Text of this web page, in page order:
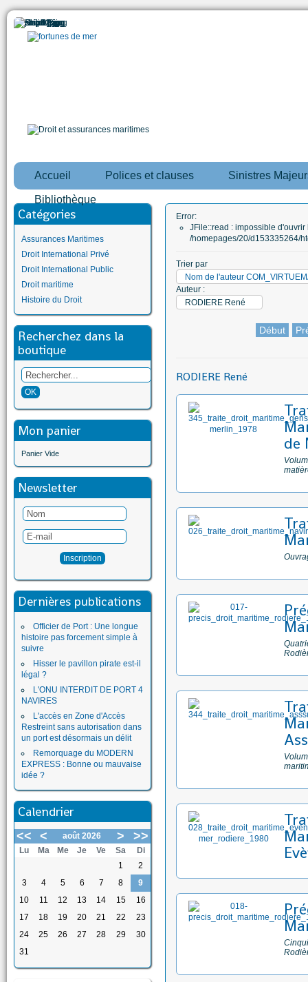
Accueil Polices et clauses Sinistres
Bibliothèque
Catégories
Assurances Maritimes
Droit International Privé
Droit International Public
Droit maritime
Histoire du Droit
Recherchez dans la
boutique
Mon panier
Panier Vide
Newsletter
Dernières publications
Officier de Port : Une longue
histoire pas forcement simple à
suivre
Hisser le pavillon pirate est-il
légal ?
L'ONU INTERDIT DE PORT 4
NAVIRES
L'accès en Zone d'Accès
Restreint sans autorisation dans
un port est désormais un délit
Remorquage du MODERN
EXPRESS : Bonne ou mauvaise
idée ?
Calendrier
<< < août 2026 > >>
Lu Ma Me Je Ve Sa
Di
1
2
3
4 5 6 7 8
9
10
11 12 13 14 15
16
17
18 19 20 21 22
23
24
25 26 27 28 29
30
31
Error:
JFile::read : impossible d'ouvrir
/homepages/20/d153335264/
Trier par
Nom de l'auteur
Auteur :
RODIERE René
Début
RODIERE René
de